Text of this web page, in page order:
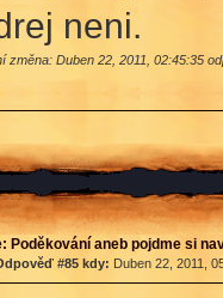
neni.
změna: Duben 22, 2011, 02:45:35
Poděkování aneb pojdme si
#85 kdy: Duben 22, 2011,